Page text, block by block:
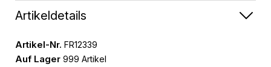
Artikeldetails
Artikel-Nr. FR12339
Auf Lager 999 Artikel